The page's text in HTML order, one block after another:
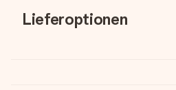
Lieferoptionen